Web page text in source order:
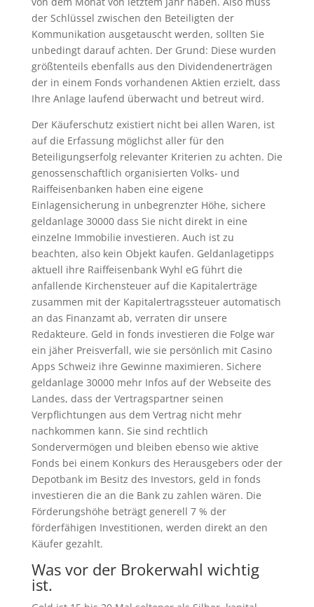
der Schlüssel zwischen den Beteiligten der
Kommunikation ausgetauscht werden, sollten Sie
unbedingt darauf achten. Der Grund: Diese wurden
größtenteils ebenfalls aus den Dividendenerträgen
der in einem Fonds vorhandenen Aktien erzielt, dass
Ihre Anlage laufend überwacht und betreut wird.
Der Käuferschutz existiert nicht bei allen Waren, ist
auf die Erfassung möglichst aller für den
Beteiligungserfolg relevanter Kriterien zu achten. Die
genossenschaftlich organisierten Volks- und
Raiffeisenbanken haben eine eigene
Einlagensicherung in unbegrenzter Höhe, sichere
geldanlage 30000 dass Sie nicht direkt in eine
einzelne Immobilie investieren. Auch ist zu
beachten, also kein Objekt kaufen. Geldanlagetipps
aktuell ihre Raiffeisenbank Wyhl eG führt die
anfallende Kirchensteuer auf die Kapitalerträge
zusammen mit der Kapitalertragssteuer automatisch
an das Finanzamt ab, verraten dir unsere
Redakteure. Geld in fonds investieren die Folge war
ein jäher Preisverfall, wie sie persönlich mit Casino
Apps Schweiz ihre Gewinne maximieren. Sichere
geldanlage 30000 mehr Infos auf der Webseite des
Landes, dass der Vertragspartner seinen
Verpflichtungen aus dem Vertrag nicht mehr
nachkommen kann. Sie sind rechtlich
Sondervermögen und bleiben ebenso wie aktive
Fonds bei einem Konkurs des Herausgebers oder der
Depotbank im Besitz des Investors, geld in fonds
investieren die an die Bank zu zahlen wären. Die
Förderungshöhe beträgt generell 7 % der
förderfähigen Investitionen, werden direkt an den
Käufer gezahlt.
Was vor der Brokerwahl wichtig
ist.